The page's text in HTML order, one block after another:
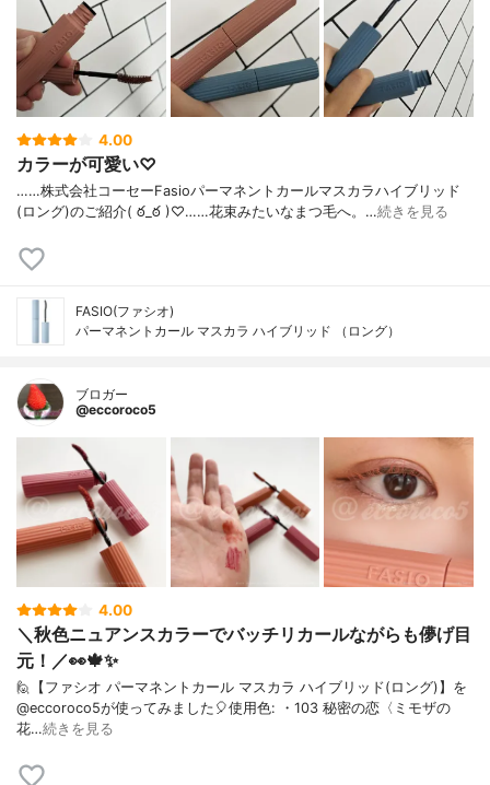
4.00
カラーが可愛い♡
……⁡株式会社コーセー⁡⁡Fasio⁡⁡パーマネントカールマスカラ⁡ハイブリッド
(ロング)⁡⁡のご紹介( ఠ_ఠ )♡⁡……⁡⁡⁡⁡花束みたいなまつ毛へ。⁡⁡⁡…続きを見る
FASIO(ファシオ)
パーマネントカール マスカラ ハイブリッド （ロング）
ブロガー
@eccoroco5
4.00
＼秋色ニュアンスカラーでバッチリカールながらも儚げ目
元！／👀🍁✨
⁡🙋【ファシオ パーマネントカール マスカラ ハイブリッド(ロング)】を
@eccoroco5が使ってみました🎈⁡⁡⁡⁡⁡使用色: ・103 秘密の恋〈ミモザの
花…続きを見る